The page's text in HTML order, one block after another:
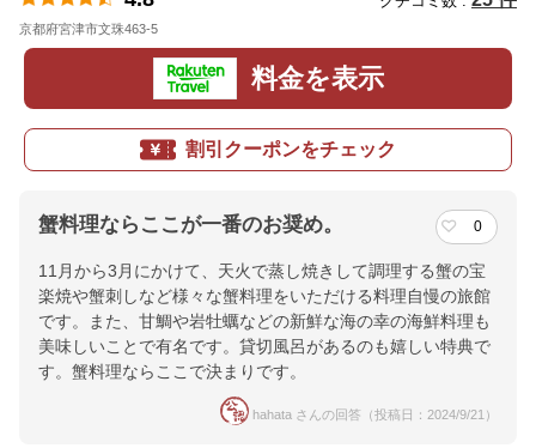
京都府宮津市文珠463-5
料金を表示
割引クーポンをチェック
蟹料理ならここが一番のお奨め。 0
11月から3月にかけて、天火で蒸し焼きして調理する蟹の宝
楽焼や蟹刺しなど様々な蟹料理をいただける料理自慢の旅館
です。また、甘鯛や岩牡蠣などの新鮮な海の幸の海鮮料理も
美味しいことで有名です。貸切風呂があるのも嬉しい特典で
す。蟹料理ならここで決まりです。
hahata さんの回答（投稿日：2024/9/21）